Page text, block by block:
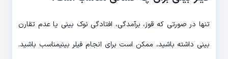
تنها در صورتی که قوز، برآمدگی، افتادگی نوک بینی یا عدم تقارن
بینی داشته باشید، ممکن است برای انجام فیلر بینیمناسب باشید.